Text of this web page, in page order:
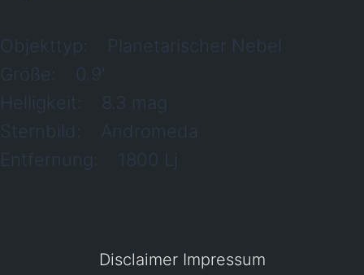
Objekttyp: Planetarischer Nebel
Größe: 0.9'
Helligkeit: 8.3 mag
Sternbild: Andromeda
Entfernung: 1800 Lj
Disclaimer Impressum